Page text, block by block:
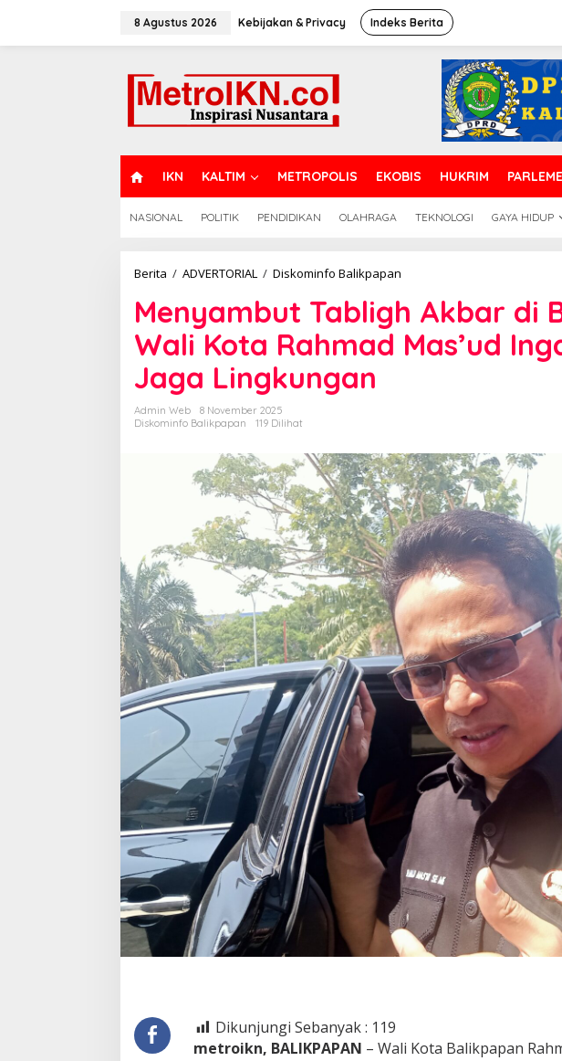
8 Agustus 2026 Kebijakan & Privacy Indeks Berita
O
M
IKN KALTIM METROPOLIS EKOBIS HUKRIM
NASIONAL POLITIK PENDIDIKAN OLAHRAGA TEKNOLOGI GAYA HIDUP
Berita / ADVERTORIAL / Diskominfo Balikpapan
Akbar
di
Balikpapan,
Wali
Jaga
Lingkungan
Menyambut Tabligh Akbar di
Wali Kota Rahmad Mas’ud
Jaga Lingkungan
Admin Web
8 November 2025
Diskominfo Balikpapan
119 Dilihat
Dikunjungi Sebanyak : 119
metroikn, BALIKPAPAN – Wali Kota Balikpapan